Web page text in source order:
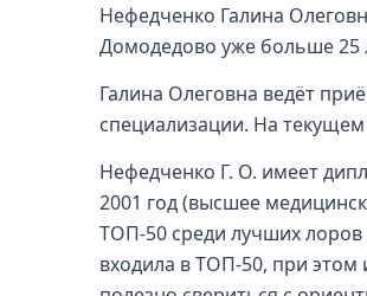
Нефедченко Галина
Домодедово уже больше 25
Галина Олеговна ведёт
специализации. На
Нефедченко Г. О. имеет
2001 год (высшее
ТОП-50 среди лучших лоров
входила в ТОП-50, при этом